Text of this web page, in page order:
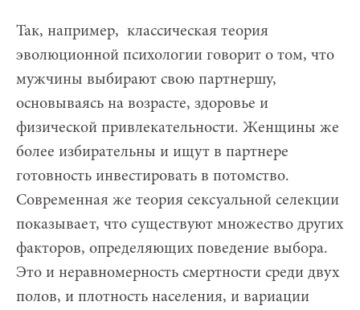
Так, например, классическая теория
эволюционной психологии говорит о том, что
мужчины выбирают свою партнершу,
основываясь на возрасте, здоровье и
физической привлекательности. Женщины же
более избирательны и ищут в партнере
готовность инвестировать в потомство.
Современная же теория сексуальной селекции
показывает, что существуют множество других
факторов, определяющих поведение выбора.
Это и неравномерность смертности среди двух
полов, и плотность населения, и вариации